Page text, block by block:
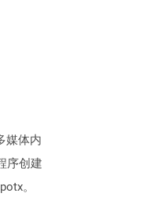
媒体内
序创建
。